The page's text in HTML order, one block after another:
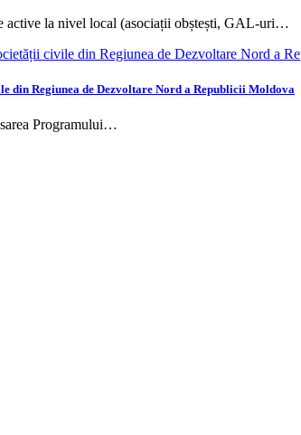
active la nivel local (asociații obștești, GAL-uri…
Regiunea de Dezvoltare Nord a Republicii Moldova
Programului…